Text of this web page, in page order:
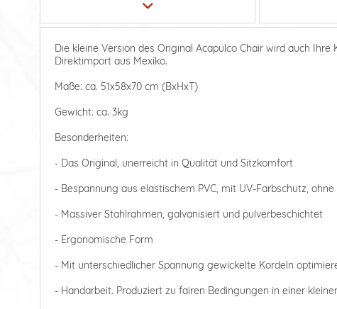
Die kleine Version des Original Acapulco Chair wird auch
Direktimport aus Mexiko.
Maße: ca. 51x58x70 cm (BxHxT)
Gewicht: ca. 3kg
Besonderheiten:
- Das Original, unerreicht in Qualität und Sitzkomfort
- Bespannung aus elastischem PVC, mit UV-Farbschutz,
- Massiver Stahlrahmen, galvanisiert und pulverbeschichtet
- Ergonomische Form
- Mit unterschiedlicher Spannung gewickelte Kordeln
- Handarbeit. Produziert zu fairen Bedingungen in einer